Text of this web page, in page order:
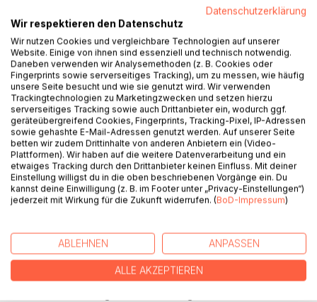
Mit der deutschen Vereinigung und den darauf folgenden
Jahren mit hohen Wachstumsraten ließen optimistische
Prognosen und somit große Investitionen zu, für die
oftmals hohe Darlehensverbindlichkeiten in Kauf
genommen wurden. Auch die Banken unterstützten diese
Entwicklung durch die Gewährung von Krediten, deren
hohen Tilgungsraten heute in keinem Verhältnis zu den
realisierten Erträgen stehen.
Das oft ohnehin schon geringe Eigenkapital der
Unternehmen wird durch die großen Belastungen so stark
verringert, dass die Insolvenzantragsgründe häufig binnen
kürzester Zeit eintreten. Um die entgültige Insolvenz der
betroffenen Geschäftsbetriebe zu vermeiden, besteht
unter Umständen die Möglichkeit mit Hilfe einen
vermeiden. Bestandteil eines solchen
Sanierungskonzeptes ist unter anderem die Beurteilung
über die Sanierungsfähigkeit des Unternehmens.
Gang der Untersuchung:
Datenschutzerklärung
Wir respektieren den Datenschutz
Wir nutzen Cookies und vergleichbare Technologien auf unserer
Website. Einige von ihnen sind essenziell und technisch notwendig.
Daneben verwenden wir Analysemethoden (z. B. Cookies oder
Fingerprints sowie serverseitiges Tracking), um zu messen, wie häufig
unsere Seite besucht und wie sie genutzt wird. Wir verwenden
Trackingtechnologien zu Marketingzwecken und setzen hierzu
serverseitiges Tracking sowie auch Drittanbieter ein, wodurch ggf.
geräteübergreifend Cookies, Fingerprints, Tracking-Pixel, IP-Adressen
sowie gehashte E-Mail-Adressen genutzt werden. Auf unserer Seite
betten wir zudem Drittinhalte von anderen Anbietern ein (Video-
Plattformen). Wir haben auf die weitere Datenverarbeitung und ein
etwaiges Tracking durch den Drittanbieter keinen Einfluss. Mit deiner
Einstellung willigst du in die oben beschriebenen Vorgänge ein. Du
kannst deine Einwilligung (z. B. im Footer unter „Privacy-Einstellungen“)
jederzeit mit Wirkung für die Zukunft widerrufen. (BoD-Impressum)
ABLEHNEN ANPASSEN
ALLE AKZEPTIEREN